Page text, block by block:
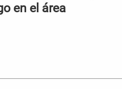
en el área